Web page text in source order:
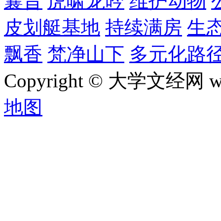
皮划艇基地 持续满房 生
飘香 梵净山下 多元化路
Copyright © 大学文经网
地图